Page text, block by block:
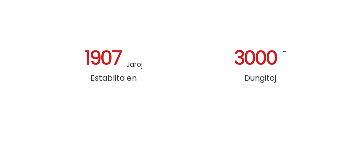
1907 Jaroj
Establita en
3000 +
Dungitoj